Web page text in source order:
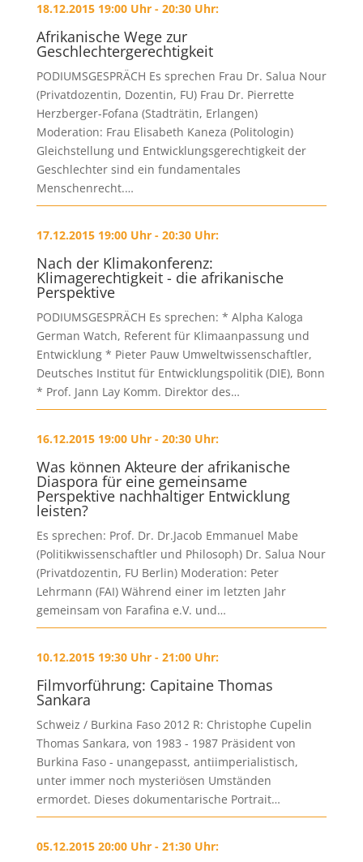
18.12.2015 19:00 Uhr - 20:30 Uhr:
Afrikanische Wege zur
Geschlechtergerechtigkeit
PODIUMSGESPRÄCH Es sprechen Frau Dr. Salua Nour
(Privatdozentin, Dozentin, FU) Frau Dr. Pierrette
Herzberger-Fofana (Stadträtin, Erlangen)
Moderation: Frau Elisabeth Kaneza (Politologin)
Gleichstellung und Entwicklungsgerechtigkeit der
Geschlechter sind ein fundamentales
Menschenrecht.…
17.12.2015 19:00 Uhr - 20:30 Uhr:
Nach der Klimakonferenz:
Klimagerechtigkeit - die afrikanische
Perspektive
PODIUMSGESPRÄCH Es sprechen: * Alpha Kaloga
German Watch, Referent für Klimaanpassung und
Entwicklung * Pieter Pauw Umweltwissenschaftler,
Deutsches Institut für Entwicklungspolitik (DIE), Bonn
* Prof. Jann Lay Komm. Direktor des…
16.12.2015 19:00 Uhr - 20:30 Uhr:
Was können Akteure der afrikanische
Diaspora für eine gemeinsame
Perspektive nachhaltiger Entwicklung
leisten?
Es sprechen: Prof. Dr. Dr.Jacob Emmanuel Mabe
(Politikwissenschaftler und Philosoph) Dr. Salua Nour
(Privatdozentin, FU Berlin) Moderation: Peter
Lehrmann (FAI) Während einer im letzten Jahr
gemeinsam von Farafina e.V. und…
10.12.2015 19:30 Uhr - 21:00 Uhr:
Filmvorführung: Capitaine Thomas
Sankara
Schweiz / Burkina Faso 2012 R: Christophe Cupelin
Thomas Sankara, von 1983 - 1987 Präsident von
Burkina Faso - unangepasst, antiimperialistisch,
unter immer noch mysteriösen Umständen
ermordet. Dieses dokumentarische Portrait…
05.12.2015 20:00 Uhr - 21:30 Uhr: